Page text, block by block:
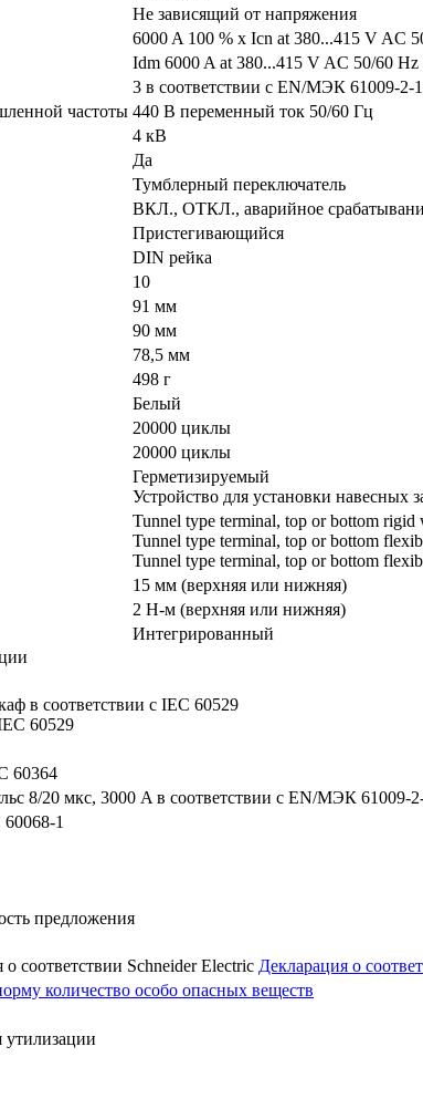
Не зависящий от напряжения
6000 A 100 % x Icn at 380...415 V AC
Idm 6000 A at 380...415 V AC 50/60
3 в соответствии с EN/МЭК 61009-2-1
частоты 440 В переменный ток 50/60 Гц
4 кВ
Да
Тумблерный переключатель
ВКЛ., ОТКЛ., аварийное
Пристегивающийся
DIN рейка
10
91 мм
90 мм
78,5 мм
498 г
Белый
20000 циклы
20000 циклы
Герметизируемый
Устройство для установки навесных
Tunnel type terminal, top or bottom rigid
Tunnel type terminal, top or bottom
Tunnel type terminal, top or bottom
15 мм (верхняя или нижняя)
2 Н-м (верхняя или нижняя)
Интегрированный
в соответствии с IEC 60529
60529
60364
8/20 мкс, 3000 A в соответствии с EN/МЭК 61009-
60068-1
предложения
соответствии Schneider Electric Декларация о
количество особо опасных веществ
утилизации